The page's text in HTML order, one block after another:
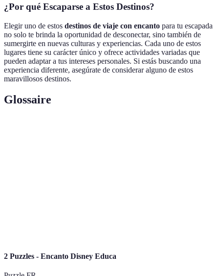
¿Por qué Escaparse a Estos Destinos?
Elegir uno de estos destinos de viaje con encanto para tu escapada
no solo te brinda la oportunidad de desconectar, sino también de
sumergirte en nuevas culturas y experiencias. Cada uno de estos
lugares tiene su carácter único y ofrece actividades variadas que
pueden adaptar a tus intereses personales. Si estás buscando una
experiencia diferente, asegúrate de considerar alguno de estos
maravillosos destinos.
Glossaire
2 Puzzles - Encanto Disney Educa